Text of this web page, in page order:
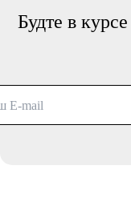
Будте в